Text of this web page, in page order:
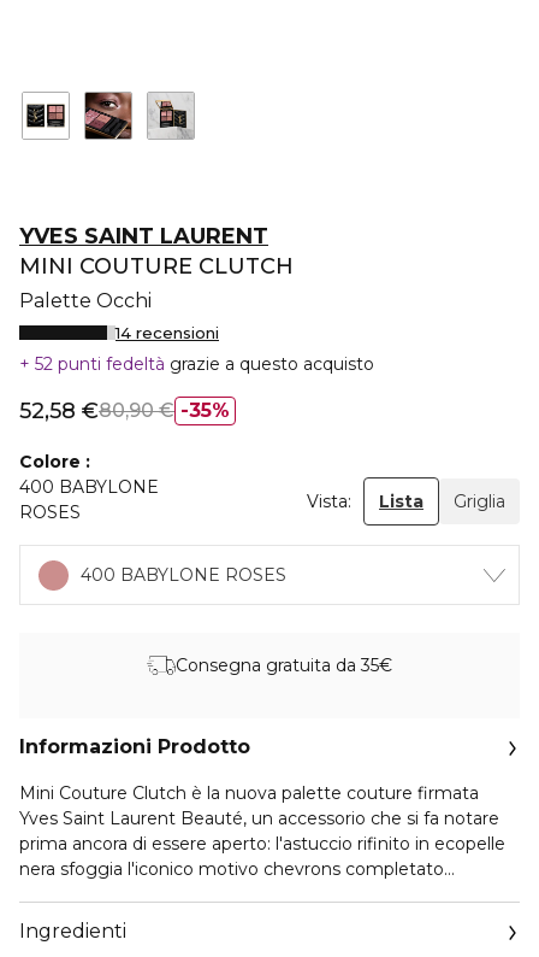
YVES SAINT LAURENT
MINI COUTURE CLUTCH
Palette Occhi
14 recensioni
52 punti fedeltà grazie a questo acquisto
35%
52,58 €80,90 €
Colore
400 BABYLONE
ROSES
Vista: Lista Griglia
400 BABYLONE ROSES
Consegna gratuita da 35€
Informazioni Prodotto
Mini Couture Clutch è la nuova palette couture firmata
Yves Saint Laurent Beauté, un accessorio che si fa notare
prima ancora di essere aperto: l'astuccio rifinito in ecopelle
nera sfoggia l'iconico motivo chevrons completato
Ogni palette è formulata con pigmenti ad alta
concentrazione per un risultato cromatico di grande effetto
Ingredienti